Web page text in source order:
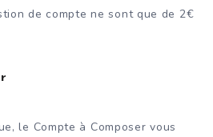
de compte ne sont que de 2€
le Compte à Composer vous